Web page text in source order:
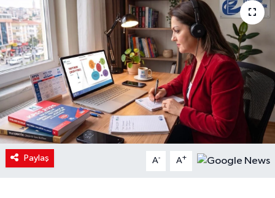
Paylaş A- A+